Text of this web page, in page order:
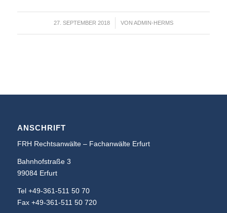
27. SEPTEMBER 2018
/ VON ADMIN-HERMS
ANSCHRIFT
FRH Rechtsanwälte – Fachanwälte Erfurt
Bahnhofstraße 3
99084 Erfurt
Tel +49-361-511 50 70
Fax +49-361-511 50 720